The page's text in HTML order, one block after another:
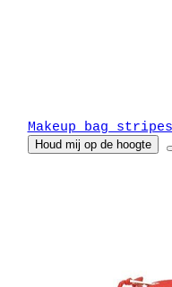
Makeup bag
Houd mij op de hoogte